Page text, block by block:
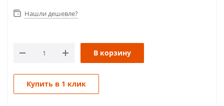
Нашли дешевле?
В корзину
Купить в 1 клик